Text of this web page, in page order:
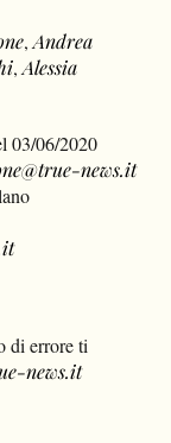
,Andrea
,Alessia
03/06/2020
news.it
di errore ti
news.it